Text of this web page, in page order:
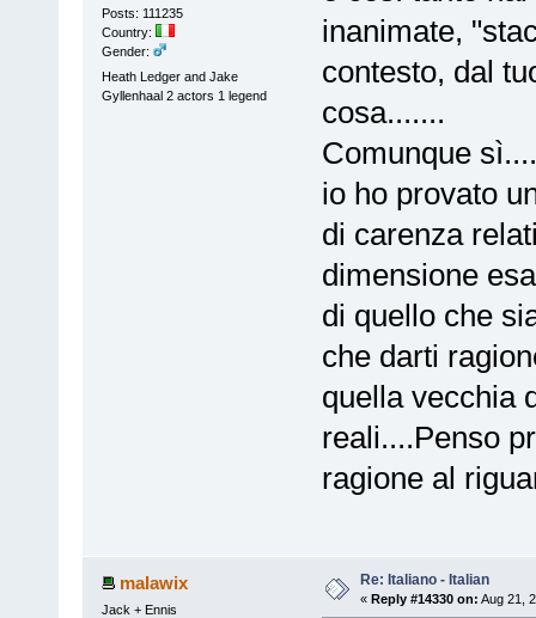
Posts: 111235
Country:
Gender:
Heath Ledger and Jake
Gyllenhaal 2 actors 1 legend
inanimate,
contesto, dal
cosa.......
Comunque
io ho provato
di carenza
dimensione
di quello che
che darti
quella vecchia
reali....Penso
ragione al
malawix
Jack + Ennis
Re: Italiano - Italian
« Reply #14330 on: Aug 21,